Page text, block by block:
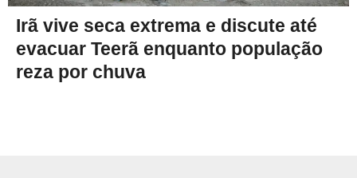
Irã vive seca extrema e discute até
evacuar Teerã enquanto população
reza por chuva